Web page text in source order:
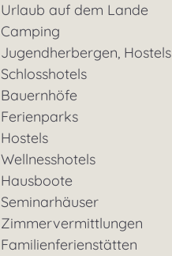
Urlaub auf dem Lande
Camping
Jugendherbergen, Hostels
Schlosshotels
Bauernhöfe
Ferienparks
Hostels
Wellnesshotels
Hausboote
Seminarhäuser
Zimmervermittlungen
Familienferienstätten